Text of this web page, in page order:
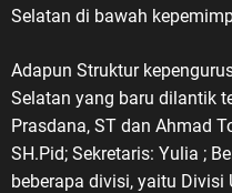
Selatan di bawah
Adapun Struktur
Selatan yang baru dilantik
Prasdana, ST dan Ahmad
SH.Pid; Sekretaris: Yulia ;
beberapa divisi, yaitu Divisi